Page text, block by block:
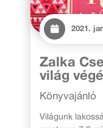
2021.
Zalka
világ
Könyvajánló
Világunk